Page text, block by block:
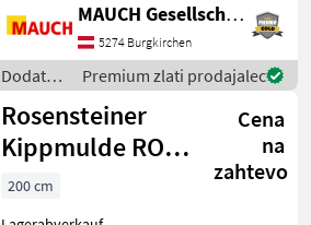
Veselim se, da vam bom v
Burgkirchenu, na največjem
predstavitvenem območju
v Avstriji,
MAUCH Gesellschaft m.b.H. & Co.KG
5274 Burgkirchen
Dodatna
oprema
za
traktorje
/
Rosensteiner
Premium zlati prodajalec
Rosensteiner
Kippmulde RO-
BOX Neue
Modelle
Cena
na
zahtevo
200 cm